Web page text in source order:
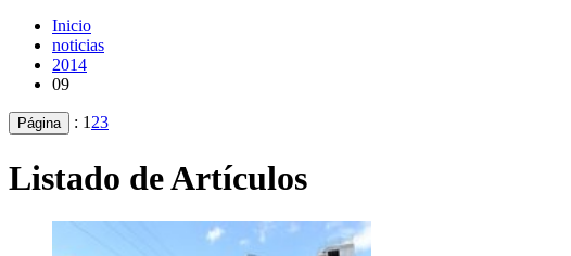
Inicio
noticias
2014
09
Página : 1 23
Listado de Artículos